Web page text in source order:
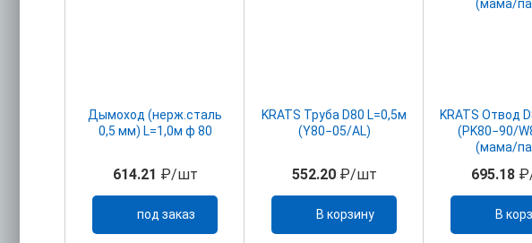
Дымоход (нерж.сталь
0,5 мм) L=1,0м ф 80
614.21 ₽/шт
под заказ
KRATS Труба D80 L=0,5м
(Y80−05/AL)
552.20₽/шт
В корзину
KRATS Отвод
(PK80−90/
(мама/
695.18
В